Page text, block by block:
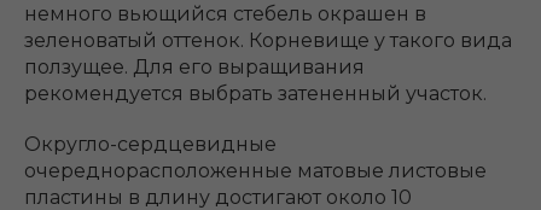
немного вьющийся стебель окрашен в
зеленоватый оттенок. Корневище у такого вида
ползущее. Для его выращивания
рекомендуется выбрать затененный участок.
Округло-сердцевидные
очереднорасположенные матовые листовые
пластины в длину достигают около 10